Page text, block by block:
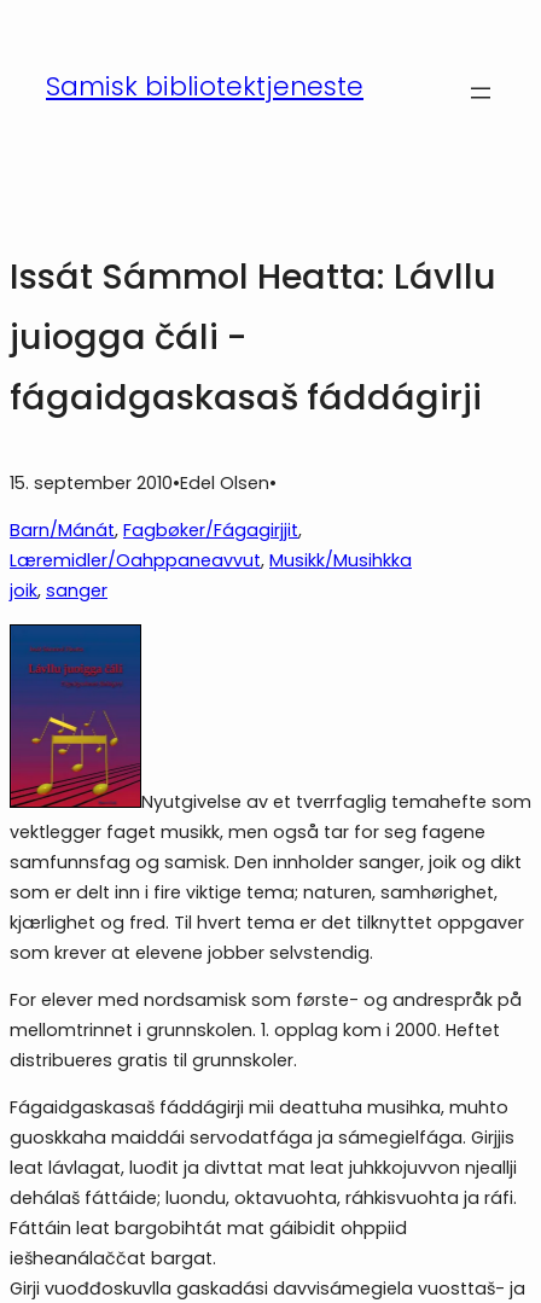
innholdSamisk bibliotektjeneste
Issát Sámmol Heatta: Lávllu
juiogga čáli -
fágaidgaskasaš fáddágirji
15. september 2010•Edel Olsen•
Barn/Mánát, Fagbøker/Fágagirjjit
Læremidler/Oahppaneavvut, Musikk/Musihkka
joik, sanger
Nyutgivelse av et tverrfaglig temahefte som
vektlegger faget musikk, men også tar for seg fagene
samfunnsfag og samisk. Den innholder sanger, joik og dikt
som er delt inn i fire viktige tema; naturen, samhørighet,
kjærlighet og fred. Til hvert tema er det tilknyttet oppgaver
som krever at elevene jobber selvstendig.
For elever med nordsamisk som første- og andrespråk på
mellomtrinnet i grunnskolen. 1. opplag kom i 2000. Heftet
distribueres gratis til grunnskoler.
Fágaidgaskasaš fáddágirji mii deattuha musihka, muhto
guoskkaha maiddái servodatfága ja sámegielfága. Girjjis
leat lávlagat, luođit ja divttat mat leat juhkkojuvvon njeallji
dehálaš fáttáide; luondu, oktavuohta, ráhkisvuohta ja ráfi.
Fáttáin leat bargobihtát mat gáibidit ohppiid
iešheanálaččat bargat.
Girji vuođđoskuvlla gaskadási davvisámegiela vuosttaš- ja